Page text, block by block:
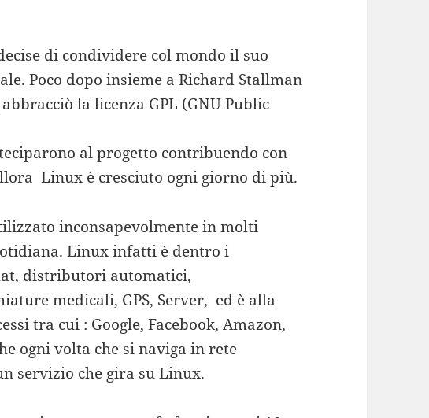
di condividere col mondo il suo
Poco dopo insieme a Richard Stallman
la licenza GPL (GNU Public
al progetto contribuendo con
Linux è cresciuto ogni giorno di più.
inconsapevolmente in molti
Linux infatti è dentro i
distributori automatici,
medicali, GPS, Server, ed è alla
tra cui : Google, Facebook, Amazon,
ogni volta che si naviga in rete
servizio che gira su Linux.